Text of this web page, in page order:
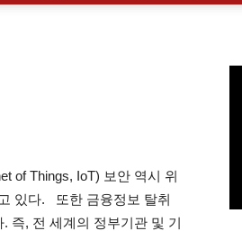
of Things, IoT) 보안 역시 위
있다. 또한 금융정보 탈취
즉, 전 세계의 정부기관 및 기